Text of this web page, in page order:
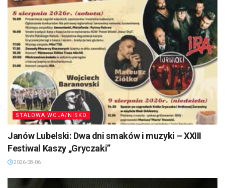
STALOWA WOLA/NISKO
Janów Lubelski: Dwa dni smaków i muzyki – XXIII
Festiwal Kaszy „Gryczaki”
2026-08-06